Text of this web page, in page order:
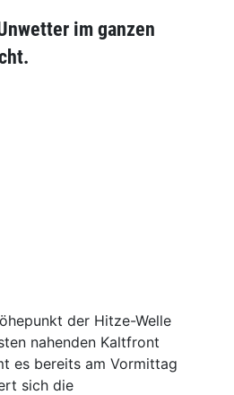
im ganzen
der Hitze-Welle
nahenden Kaltfront
es bereits am Vormittag
sich die